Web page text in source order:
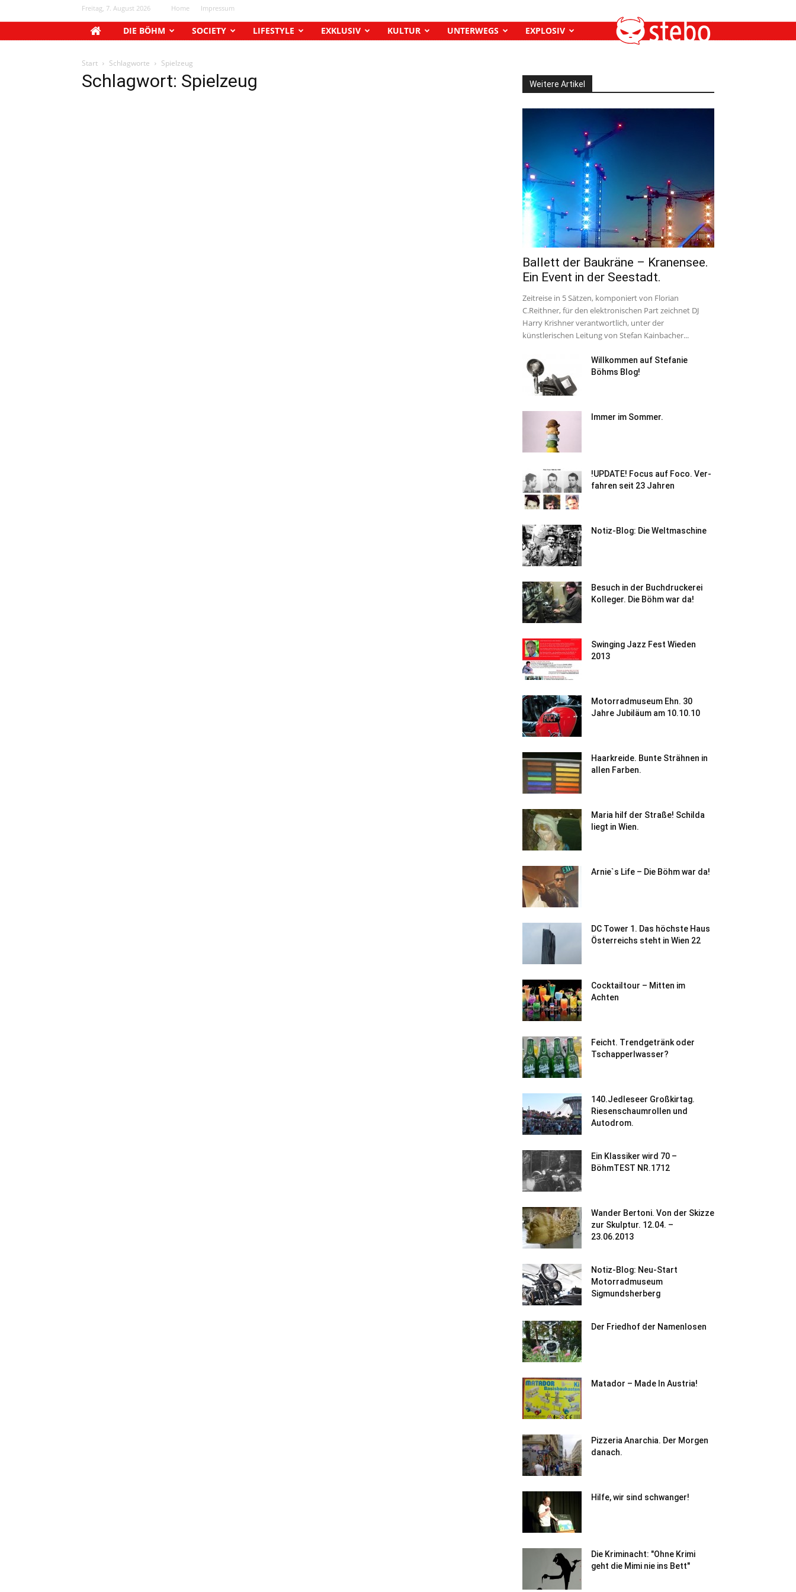
Freitag, 7. August 2026 Home Impressum
DIE BÖHM SOCIETY LIFESTYLE EXKLUSIV KULTUR UNTERWEGS EXPLOSIV
Start Schlagworte Spielzeug
Schlagwort: Spielzeug Weitere Artikel
Ballett der Baukräne – Kranensee.
Ein Event in der Seestadt.
Zeitreise in 5 Sätzen, komponiert von Florian
C.Reithner, für den elektronischen Part zeichnet DJ
Harry Krishner verantwortlich, unter der
künstlerischen Leitung von Stefan Kainbacher...
Willkommen auf Stefanie
Böhms Blog!
Immer im Sommer.
!UPDATE! Focus auf Foco. Ver-
fahren seit 23 Jahren
Notiz-Blog: Die Weltmaschine
Besuch in der Buchdruckerei
Kolleger. Die Böhm war da!
Swinging Jazz Fest Wieden
2013
Motorradmuseum Ehn. 30
Jahre Jubiläum am 10.10.10
Haarkreide. Bunte Strähnen in
allen Farben.
Maria hilf der Straße! Schilda
liegt in Wien.
Arnie`s Life – Die Böhm war da!
DC Tower 1. Das höchste Haus
Österreichs steht in Wien 22
Cocktailtour – Mitten im
Achten
Feicht. Trendgetränk oder
Tschapperlwasser?
140.Jedleseer Großkirtag.
Riesenschaumrollen und
Autodrom.
Ein Klassiker wird 70 –
BöhmTEST NR.1712
Wander Bertoni. Von der Skizze
zur Skulptur. 12.04. –
23.06.2013
Notiz-Blog: Neu-Start
Motorradmuseum
Sigmundsherberg
Der Friedhof der Namenlosen
Matador – Made In Austria!
Pizzeria Anarchia. Der Morgen
danach.
Hilfe, wir sind schwanger!
Die Kriminacht: "Ohne Krimi
geht die Mimi nie ins Bett"